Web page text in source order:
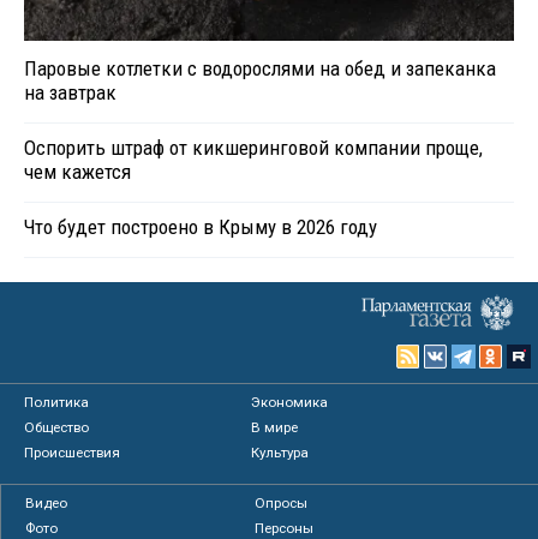
Паровые котлетки с водорослями на обед и запеканка
на завтрак
Оспорить штраф от кикшеринговой компании проще,
чем кажется
Что будет построено в Крыму в 2026 году
Политика
Экономика
Общество
В мире
Происшествия
Культура
Видео
Опросы
Фото
Персоны